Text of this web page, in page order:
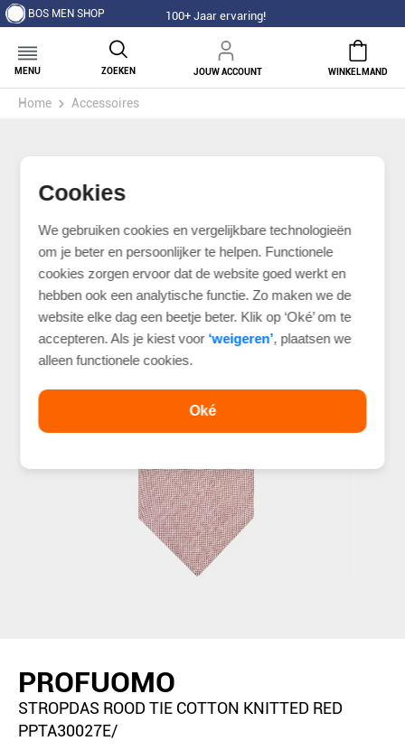
Cookies
We gebruiken cookies en vergelijkbare technologieën
om je beter en persoonlijker te helpen. Functionele
cookies zorgen ervoor dat de website goed werkt en
hebben ook een analytische functie. Zo maken we de
website elke dag een beetje beter. Klik op ‘Oké’ om te
accepteren. Als je kiest voor ‘weigeren’, plaatsen we
alleen functionele cookies.
Oké
BOS MEN SHOP 100+ Jaar ervaring!
MENU ZOEKEN JOUW ACCOUNT WINKELMAND
Home Accessoires
PROFUOMO
STROPDAS ROOD TIE COTTON KNITTED RED
PPTA30027E/